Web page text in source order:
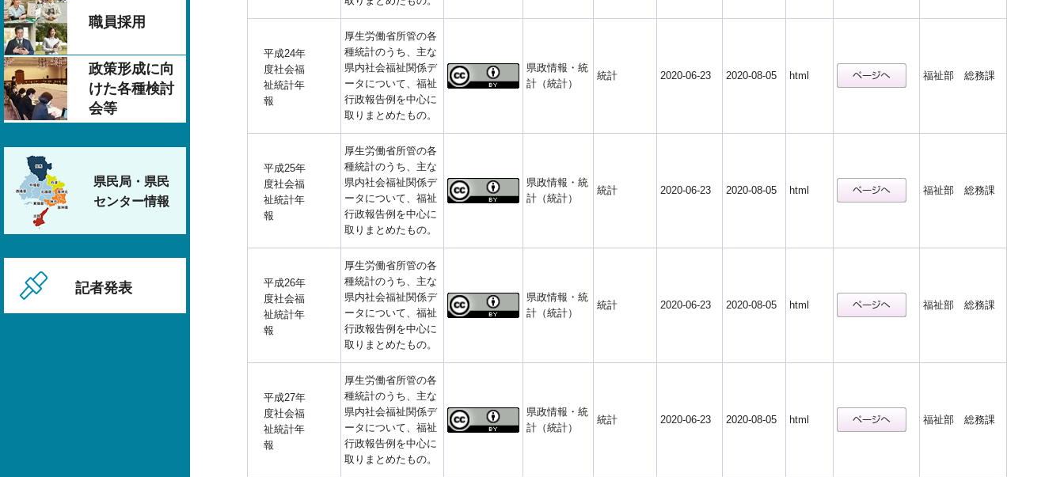
職員採用
政策形成に向
けた各種検討
会等
県民局・県民
センター情報
記者発表
平成24年
度社会福
祉統計年
報
厚生労働省所管の各
種統計のうち、主な
県内社会福祉関係デ
ータについて、福祉
行政報告例を中心に
取りまとめたもの。
県政情報・統
計（統計）
統計 2020-06-23 2020-08-05 html 福祉部 総務課
平成25年
度社会福
祉統計年
報
厚生労働省所管の各
種統計のうち、主な
県内社会福祉関係デ
ータについて、福祉
行政報告例を中心に
取りまとめたもの。
県政情報・統
計（統計）
統計 2020-06-23 2020-08-05 html 福祉部 総務課
平成26年
度社会福
祉統計年
報
厚生労働省所管の各
種統計のうち、主な
県内社会福祉関係デ
ータについて、福祉
行政報告例を中心に
取りまとめたもの。
県政情報・統
計（統計）
統計 2020-06-23 2020-08-05 html 福祉部 総務課
平成27年
度社会福
祉統計年
報
厚生労働省所管の各
種統計のうち、主な
県内社会福祉関係デ
ータについて、福祉
行政報告例を中心に
取りまとめたもの。
県政情報・統
計（統計）
統計 2020-06-23 2020-08-05 html 福祉部 総務課